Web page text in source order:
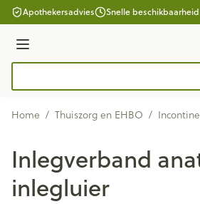
Ga naar de inhoud
Apothekersadvies Snelle beschikbaarheid
Menu
Home / Thuiszorg en EHBO /
Inlegverband
inlegluier